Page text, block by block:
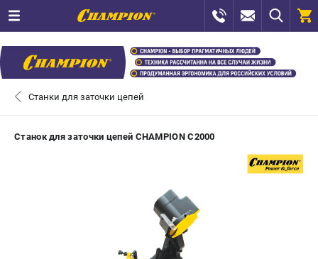
0
Станки для заточки цепей
Станок для заточки цепей CHAMPION C2000